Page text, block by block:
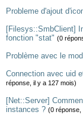
Probleme d'ajout
[Filesys::SmbClient]
fonction "stat" (0
Problème avec le
Connection avec uid
réponse, il y a 127 mois)
[Net::Server]
instances ? (0 réponse,